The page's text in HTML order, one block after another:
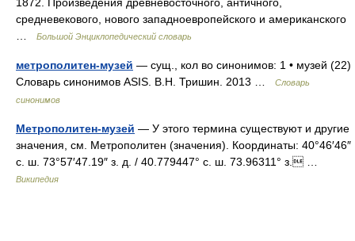
средневекового, нового западноевропейского и американского
Большой Энциклопедический словарь
метрополитен-музей — сущ., кол во синонимов: 1 • музей (22)
Словарь синонимов ASIS. В.Н. Тришин. 2013 …
Словарь
синонимов
Метрополитен-музей — У этого термина существуют и другие
значения, см. Метрополитен (значения). Координаты: 40°46′46″
с. ш. 73°57′47.19″ з. д. / 40.779447° с. ш. 73.96311° з. …
Википедия